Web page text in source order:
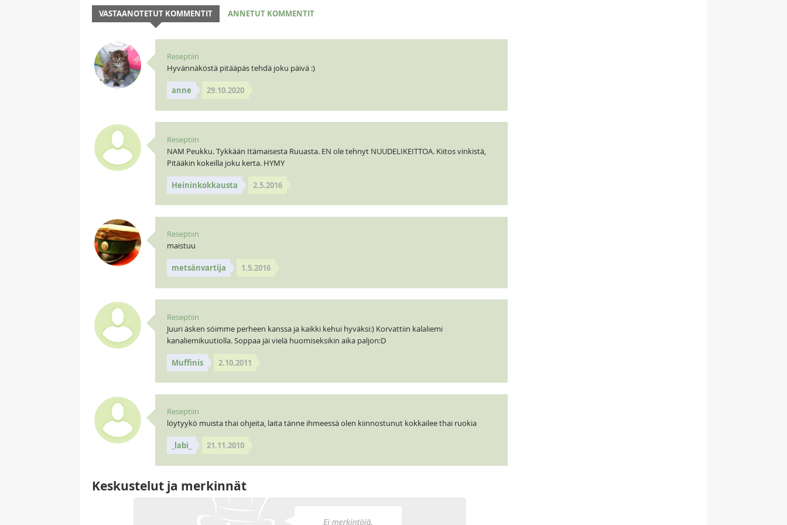
VASTAANOTETUT KOMMENTIT ANNETUT KOMMENTIT
Reseptiin
Hyvännäköstä pitääpäs tehdä joku päivä :)
anne 29.10.2020
Reseptiin
NAM Peukku. Tykkään Itämaisesta Ruuasta. EN ole tehnyt NUUDELIKEITTOA. Kiitos vinkistä,
Pitääkin kokeilla joku kerta. HYMY
Heininkokkausta 2.5.2016
Reseptiin
maistuu
metsänvartija 1.5.2016
Reseptiin
Juuri äsken söimme perheen kanssa ja kaikki kehui hyväksi:) Korvattiin kalaliemi
kanaliemikuutiolla. Soppaa jäi vielä huomiseksikin aika paljon:D
Muffinis 2.10.2011
Reseptiin
löytyykö muista thai ohjeita, laita tänne ihmeessä olen kiinnostunut kokkailee thai ruokia
_labi_ 21.11.2010
Keskustelut ja merkinnät